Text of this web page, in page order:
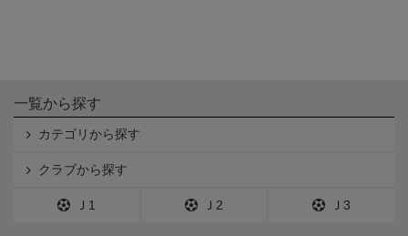
一覧から探す
カテゴリから探す
クラブから探す
Ｊ1 Ｊ2 Ｊ3